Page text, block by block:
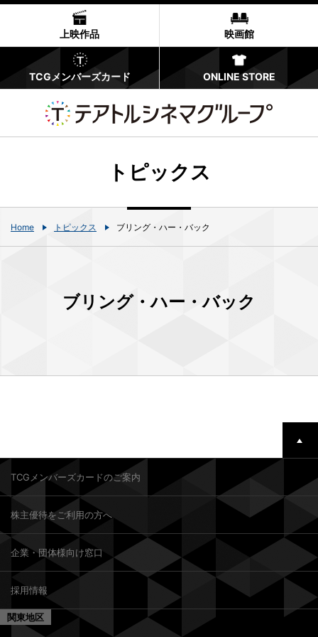
上映作品 映画館
TCGメンバーズカード ONLINE STORE
トピックス
Home トピックス ブリング・ハー・バック
ブリング・ハー・バック
TCGメンバーズカードのご案内
株主優待をご利用の方へ
企業・団体様向け窓口
採用情報
関東地区